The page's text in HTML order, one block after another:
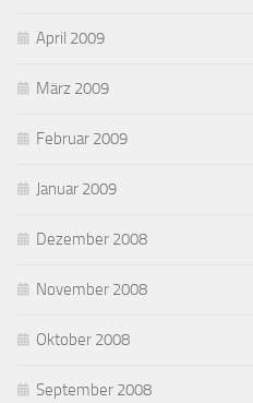
April 2009
März 2009
Februar 2009
Januar 2009
Dezember 2008
November 2008
Oktober 2008
September 2008